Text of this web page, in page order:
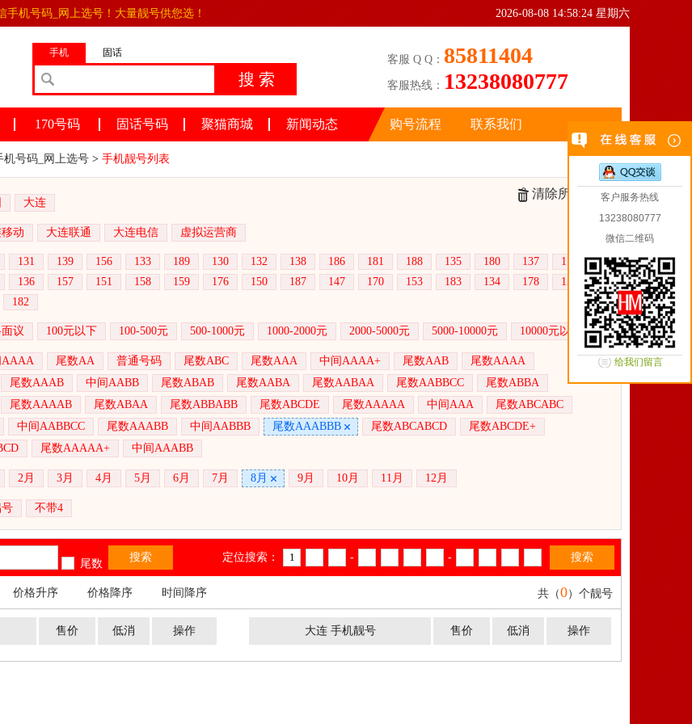
机号码_网上选号！大量靓号供您选！ 2026-08-08 14:58:24 星期六
手机 固话
客服 Q Q： 85811404
客服热线： 13238080777
170号码 固话号码 聚猫商城 新闻动态 购号流程 联系我们
机号码_网上选号 > 手机靓号列表
大连
动 大连联通 大连电信 虚拟运营商
131 139 156 133 189 130 132 138 186 181 188 135 180 137
177
136 157 151 158 159 176 150 187 147 170 153 183 134 178
152
182
议 100元以下 100-500元 500-1000元 1000-2000元 2000-5000元 5000-10000元 10000元以上
AAAA 尾数AA 普通号码 尾数ABC 尾数AAA 中间AAAA+ 尾数AAB
尾数AAAA
尾数AAAB 中间AABB 尾数ABAB 尾数AABA 尾数AABAA 尾数AABBCC
尾数ABBA
尾数AAAAB 尾数ABAA 尾数ABBABB 尾数ABCDE 尾数AAAAA 中间AAA
尾数ABCABC
中间AABBCC 尾数AAABB 中间AABBB 尾数AAABBB 尾数ABCABCD
尾数ABCDE+
尾数AAAAA+ 中间AAABB
2月 3月 4月 5月 6月 7月 8月 9月 10月 11月 12月
不带4
清除所选条件
尾数
定位搜索： - -
价格升序 价格降序 时间降序 共（0）个靓号
售价 低消 操作 大连 手机靓号 售价 低消 操作
客户服务热线
13238080777
微信二维码
给我们留言